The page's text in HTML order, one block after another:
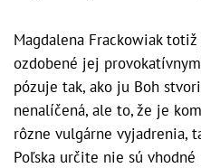
Magdalena Frackowiak
ozdobené jej
pózuje tak, ako ju Boh
nenalíčená, ale to, že je
rôzne vulgárne vyjadrenia,
Poľska určite nie sú